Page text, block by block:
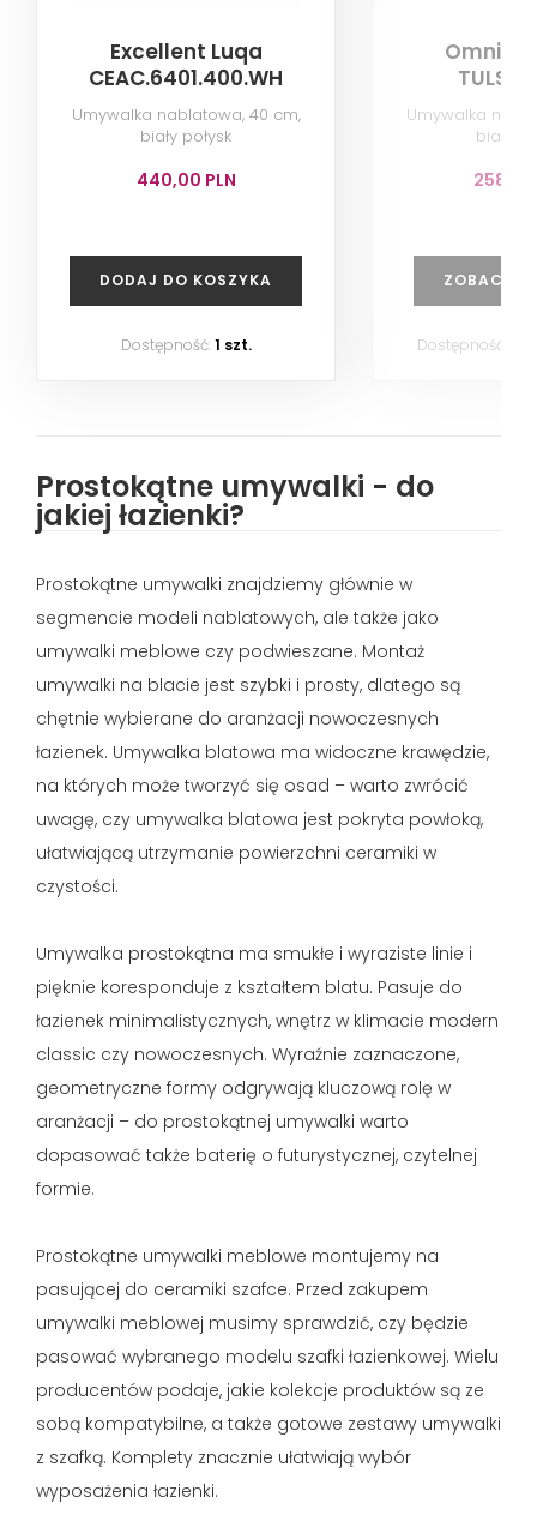
Excellent Luqa
CEAC.6401.400.WH
Umywalka nablatowa, 40 cm,
biały połysk
440,00 PLN
DODAJ DO KOSZYKA
Dostępność:1 szt.
Umywalka
biały
258,40
ZOBACZ
Dostępność:
Prostokątne umywalki - do
jakiej łazienki?
Prostokątne umywalki znajdziemy głównie w
segmencie modeli nablatowych, ale także jako
umywalki meblowe czy podwieszane. Montaż
umywalki na blacie jest szybki i prosty, dlatego są
chętnie wybierane do aranżacji nowoczesnych
łazienek. Umywalka blatowa ma widoczne krawędzie,
na których może tworzyć się osad – warto zwrócić
uwagę, czy umywalka blatowa jest pokryta powłoką,
ułatwiającą utrzymanie powierzchni ceramiki w
czystości.
Umywalka prostokątna ma smukłe i wyraziste linie i
pięknie koresponduje z kształtem blatu. Pasuje do
łazienek minimalistycznych, wnętrz w klimacie modern
classic czy nowoczesnych. Wyraźnie zaznaczone,
geometryczne formy odgrywają kluczową rolę w
aranżacji – do prostokątnej umywalki warto
dopasować także baterię o futurystycznej, czytelnej
formie.
Prostokątne umywalki meblowe montujemy na
pasującej do ceramiki szafce. Przed zakupem
umywalki meblowej musimy sprawdzić, czy będzie
pasować wybranego modelu szafki łazienkowej. Wielu
producentów podaje, jakie kolekcje produktów są ze
sobą kompatybilne, a także gotowe zestawy umywalki
z szafką. Komplety znacznie ułatwiają wybór
wyposażenia łazienki.